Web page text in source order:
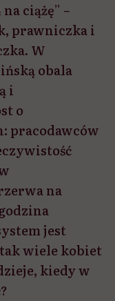
ciążę” –
prawniczka i
W
obala
i
o
pracodawców
na
jest
wiele kobiet
kiedy w